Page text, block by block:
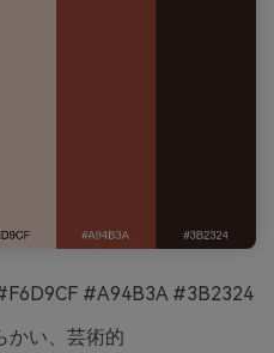
#A94B3A #3B2324
かい、芸術的